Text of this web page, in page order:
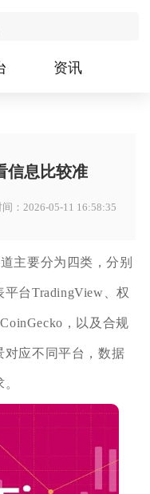
资讯
信息比较准
：2026-05-11 16:58:35
主要分为四类，分别
台TradingView、权
，以及合规
对应不同平台，数据